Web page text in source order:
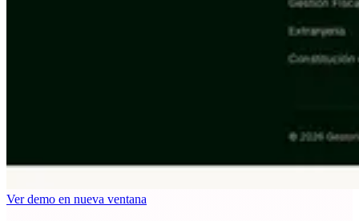
Ver demo en nueva ventana